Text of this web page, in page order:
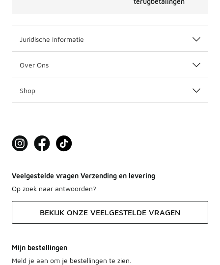
Juridische Informatie
Over Ons
Shop
Veelgestelde vragen Verzending en levering
Op zoek naar antwoorden?
BEKIJK ONZE VEELGESTELDE VRAGEN
Mijn bestellingen
Meld je aan om je bestellingen te zien.